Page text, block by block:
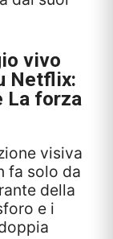
vivo
Netflix:
La forza
visiva
fa solo da
della
e i